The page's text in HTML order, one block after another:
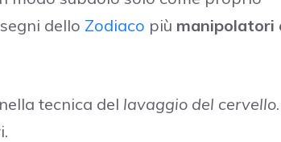
dello Zodiaco più manipolatori
tecnica del lavaggio del cervello